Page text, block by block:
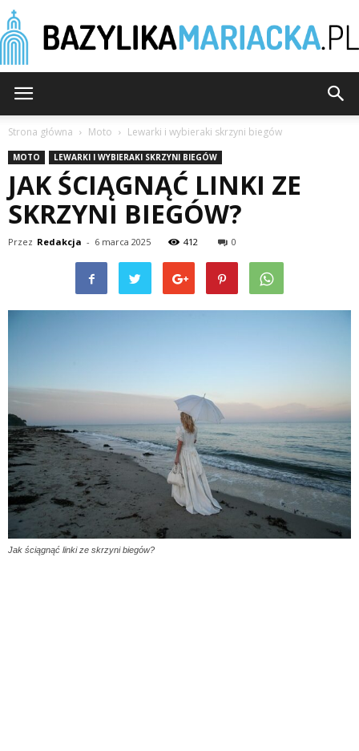
Strona główna Moto Lewarki i wybieraki skrzyni biegów
MOTO LEWARKI I WYBIERAKI SKRZYNI BIEGÓW
JAK ŚCIĄGNĄĆ LINKI ZE
SKRZYNI BIEGÓW?
Przez Redakcja - 6 marca 2025 412 0
Jak ściągnąć linki ze skrzyni biegów?